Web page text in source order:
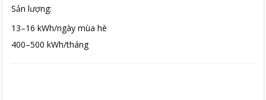
Sản lượng:
13–16 kWh/ngày mùa hè
400–500 kWh/tháng